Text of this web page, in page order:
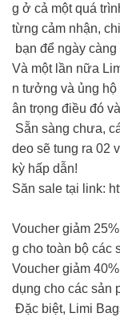
g ở cả một quá
từng cảm nhận,
bạn để ngày
Và một lần nữa
n tưởng và ủng
ân trọng điều đó
Sẵn sàng chưa,
deo sẽ tung ra 02
kỳ hấp dẫn!
Săn sale tại link:
Voucher giảm
g cho toàn bộ các
Voucher giảm
dụng cho các sản
Đặc biệt, Limi